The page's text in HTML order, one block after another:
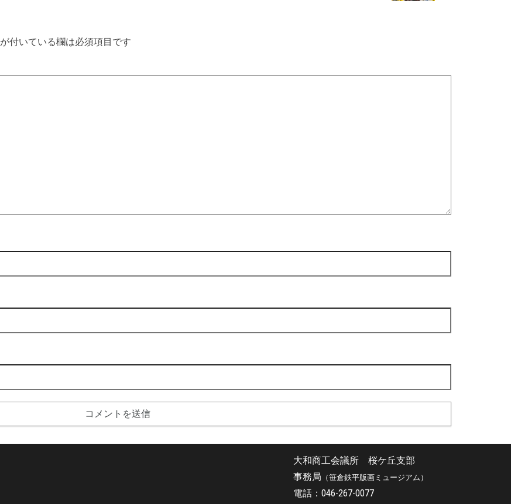
が付いている欄は必須項目です
大和商工会議所 桜ケ丘支部
事務局 （笹倉鉄平版画ミュージアム）
電話：046-267-0077